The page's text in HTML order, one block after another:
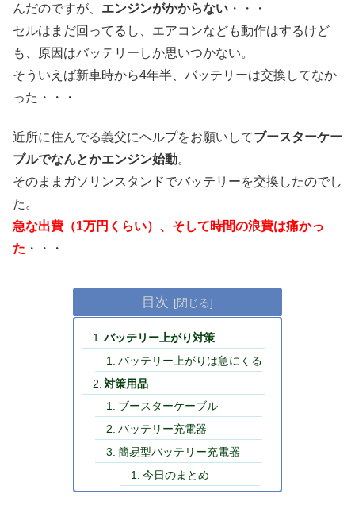
んだのですが、 エンジンがかからない ・・・
セルはまだ回ってるし、エアコンなども動作はするけど
も、原因はバッテリーしか思いつかない。
そういえば新車時から4年半、バッテリーは交換してなか
った・・・
近所に住んでる義父にヘルプをお願いしてブースターケー
ブルでなんとかエンジン始動。
そのままガソリンスタンドでバッテリーを交換したのでし
た。
急な出費（1万円くらい）、そして時間の浪費は痛かっ
た ・・・
目次
バッテリー上がり対策
バッテリー上がりは急にくる
対策用品
ブースターケーブル
バッテリー充電器
簡易型バッテリー充電器
今日のまとめ